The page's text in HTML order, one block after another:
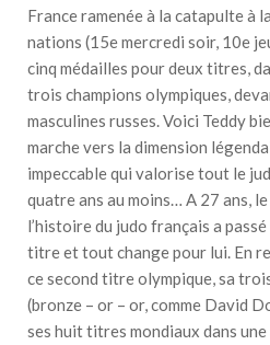
France ramenée à la catapulte à
nations (15e mercredi soir, 10e
cinq médailles pour deux titres,
trois champions olympiques,
masculines russes. Voici Teddy
marche vers la dimension
impeccable qui valorise tout le
quatre ans au moins… A 27 ans,
l’histoire du judo français a
titre et tout change pour lui. En
ce second titre olympique, sa
(bronze – or – or, comme David
ses huit titres mondiaux dans